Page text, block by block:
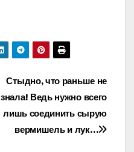
Стыдно, что раньше не
знала! Ведь нужно всего
лишь соединить сырую
вермишель и лук…